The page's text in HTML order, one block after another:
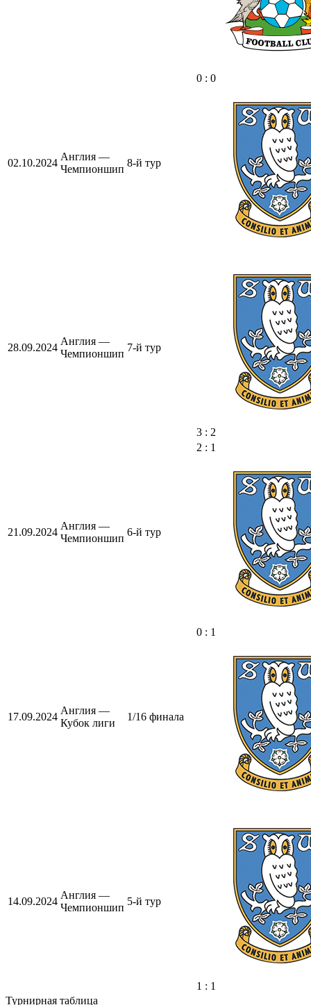
02.10.2024
Англия —
Чемпионшип
8-й тур
0 : 0
28.09.2024
Англия —
Чемпионшип
7-й тур
3 : 2
21.09.2024
Англия —
Чемпионшип
6-й тур
2 : 1
17.09.2024
Англия —
Кубок лиги
1/16 финала
0 : 1
14.09.2024
Англия —
Чемпионшип
5-й тур
1 : 1
Турнирная таблица